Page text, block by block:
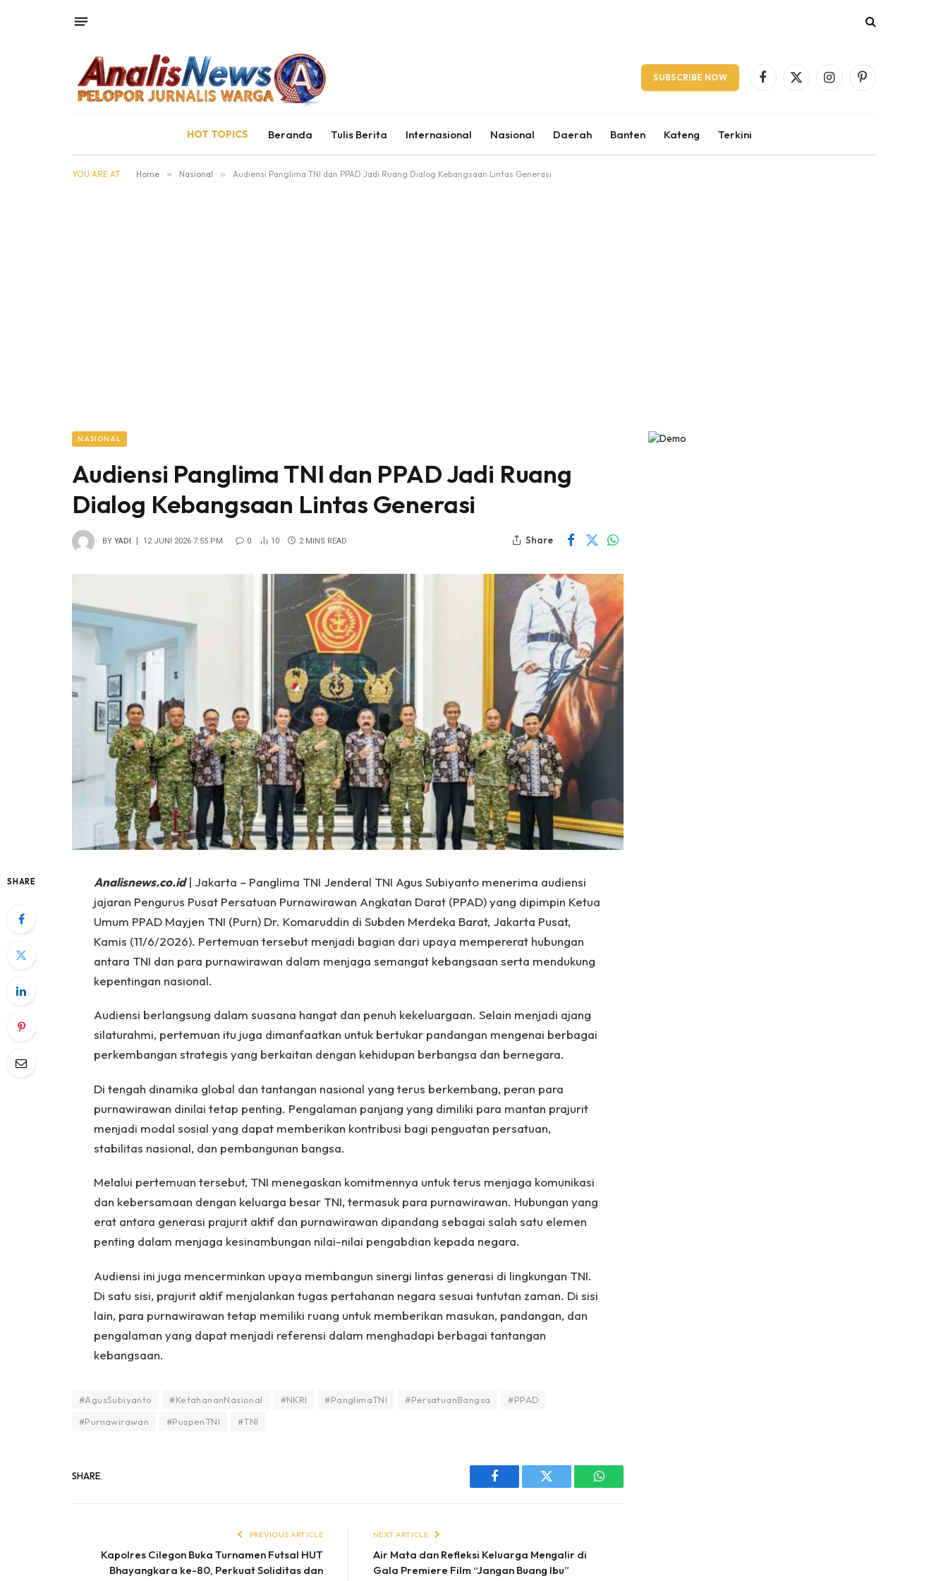
SUBSCRIBE NOW Facebook
X
InstagramPinterest
HOT TOPICS Beranda Tulis Berita Internasional Nasional Daerah Banten Kateng Terkini
YOU ARE AT: Home » Nasional » Audiensi Panglima TNI dan PPAD Jadi Ruang Dialog Kebangsaan Lintas Generasi
NASIONAL
Audiensi Panglima TNI dan PPAD Jadi Ruang
Dialog Kebangsaan Lintas Generasi
BY YADI 12 JUNI 2026 7:55 PM 0 10 2 MINS READ Share
SHARE Analisnews.co.id| Jakarta – Panglima TNI Jenderal TNI Agus Subiyanto menerima audiensi
jajaran Pengurus Pusat Persatuan Purnawirawan Angkatan Darat (PPAD) yang dipimpin Ketua
Umum PPAD Mayjen TNI (Purn) Dr. Komaruddin di Subden Merdeka Barat, Jakarta Pusat,
Kamis (11/6/2026). Pertemuan tersebut menjadi bagian dari upaya mempererat hubungan
antara TNI dan para purnawirawan dalam menjaga semangat kebangsaan serta mendukung
kepentingan nasional.
Audiensi berlangsung dalam suasana hangat dan penuh kekeluargaan. Selain menjadi ajang
silaturahmi, pertemuan itu juga dimanfaatkan untuk bertukar pandangan mengenai berbagai
perkembangan strategis yang berkaitan dengan kehidupan berbangsa dan bernegara.
Di tengah dinamika global dan tantangan nasional yang terus berkembang, peran para
purnawirawan dinilai tetap penting. Pengalaman panjang yang dimiliki para mantan prajurit
menjadi modal sosial yang dapat memberikan kontribusi bagi penguatan persatuan,
stabilitas nasional, dan pembangunan bangsa.
Melalui pertemuan tersebut, TNI menegaskan komitmennya untuk terus menjaga komunikasi
dan kebersamaan dengan keluarga besar TNI, termasuk para purnawirawan. Hubungan yang
erat antara generasi prajurit aktif dan purnawirawan dipandang sebagai salah satu elemen
penting dalam menjaga kesinambungan nilai-nilai pengabdian kepada negara.
Audiensi ini juga mencerminkan upaya membangun sinergi lintas generasi di lingkungan TNI.
Di satu sisi, prajurit aktif menjalankan tugas pertahanan negara sesuai tuntutan zaman. Di sisi
lain, para purnawirawan tetap memiliki ruang untuk memberikan masukan, pandangan, dan
pengalaman yang dapat menjadi referensi dalam menghadapi berbagai tantangan
kebangsaan.
#AgusSubiyanto #KetahananNasional #NKRI #PanglimaTNI #PersatuanBangsa
#PPAD
#Purnawirawan
#PuspenTNI #TNI
SHARE.
Facebook Twitter WhatsApp
PREVIOUS ARTICLE
Kapolres Cilegon Buka Turnamen Futsal HUT
Bhayangkara ke-80, Perkuat Soliditas dan
NEXT ARTICLE
Air Mata dan Refleksi Keluarga Mengalir di
Gala Premiere Film “Jangan Buang Ibu”